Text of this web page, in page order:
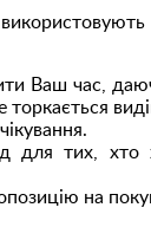
Ваш час,
для тих,
на